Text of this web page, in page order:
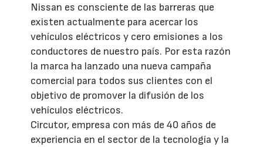
Nissan es consciente de las barreras que
existen actualmente para acercar los
vehículos eléctricos y cero emisiones a los
conductores de nuestro país. Por esta razón
la marca ha lanzado una nueva campaña
comercial para todos sus clientes con el
objetivo de promover la difusión de los
vehículos eléctricos.
Circutor, empresa con más de 40 años de
experiencia en el sector de la tecnología y la